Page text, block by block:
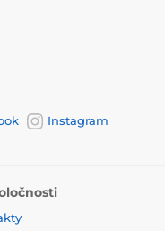
Instagram